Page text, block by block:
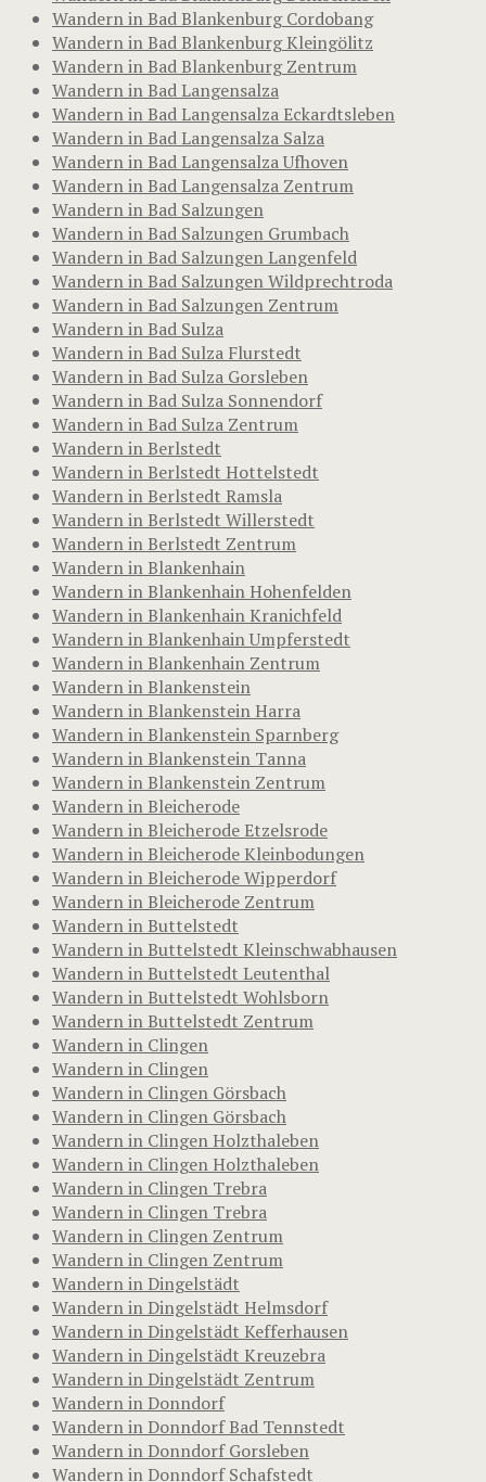
Wandern in Bad Blankenburg Cordobang
Wandern in Bad Blankenburg Kleingölitz
Wandern in Bad Blankenburg Zentrum
Wandern in Bad Langensalza
Wandern in Bad Langensalza Eckardtsleben
Wandern in Bad Langensalza Salza
Wandern in Bad Langensalza Ufhoven
Wandern in Bad Langensalza Zentrum
Wandern in Bad Salzungen
Wandern in Bad Salzungen Grumbach
Wandern in Bad Salzungen Langenfeld
Wandern in Bad Salzungen Wildprechtroda
Wandern in Bad Salzungen Zentrum
Wandern in Bad Sulza
Wandern in Bad Sulza Flurstedt
Wandern in Bad Sulza Gorsleben
Wandern in Bad Sulza Sonnendorf
Wandern in Bad Sulza Zentrum
Wandern in Berlstedt
Wandern in Berlstedt Hottelstedt
Wandern in Berlstedt Ramsla
Wandern in Berlstedt Willerstedt
Wandern in Berlstedt Zentrum
Wandern in Blankenhain
Wandern in Blankenhain Hohenfelden
Wandern in Blankenhain Kranichfeld
Wandern in Blankenhain Umpferstedt
Wandern in Blankenhain Zentrum
Wandern in Blankenstein
Wandern in Blankenstein Harra
Wandern in Blankenstein Sparnberg
Wandern in Blankenstein Tanna
Wandern in Blankenstein Zentrum
Wandern in Bleicherode
Wandern in Bleicherode Etzelsrode
Wandern in Bleicherode Kleinbodungen
Wandern in Bleicherode Wipperdorf
Wandern in Bleicherode Zentrum
Wandern in Buttelstedt
Wandern in Buttelstedt Kleinschwabhausen
Wandern in Buttelstedt Leutenthal
Wandern in Buttelstedt Wohlsborn
Wandern in Buttelstedt Zentrum
Wandern in Clingen
Wandern in Clingen
Wandern in Clingen Görsbach
Wandern in Clingen Görsbach
Wandern in Clingen Holzthaleben
Wandern in Clingen Holzthaleben
Wandern in Clingen Trebra
Wandern in Clingen Trebra
Wandern in Clingen Zentrum
Wandern in Clingen Zentrum
Wandern in Dingelstädt
Wandern in Dingelstädt Helmsdorf
Wandern in Dingelstädt Kefferhausen
Wandern in Dingelstädt Kreuzebra
Wandern in Dingelstädt Zentrum
Wandern in Donndorf
Wandern in Donndorf Bad Tennstedt
Wandern in Donndorf Gorsleben
Wandern in Donndorf Schafstedt